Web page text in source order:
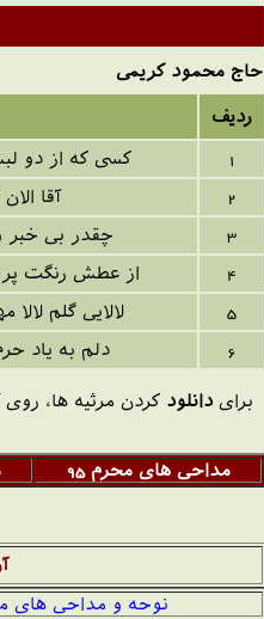
حاج محمود کریمی
ردیف
1 كسى كه از دو
2
آقا
3
چقدر بى خبر
4
از عطش رنگت
5
لالايى گلم
6
دلم به ياد
برایدانلود کردن مرثیه ها،
مداحی های محرم 95
نوحه و مداحی های